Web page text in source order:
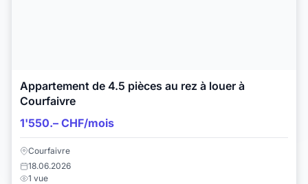
Appartement de 4.5 pièces au rez à louer à
Courfaivre
1'550.– CHF/mois
Courfaivre
18.06.2026
1 vue